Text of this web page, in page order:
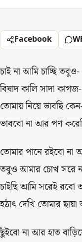
Facebook
চাই না আমি চাচ্ছি
বিষাদ কালি সাদা
তোমায় নিয়ে ভাবছি
ভাববো না আর পণ
তোমার পানে রইবো
তবুও আমার চোখ সরে
চাইছি আমি সরেই রবো
হঠাৎ দেখি তোমার ছায়া
ছুঁইবো না আর হাত